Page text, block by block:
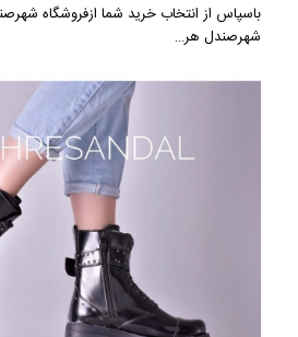
باسپاس از انتخاب خرید شما ازفروشگاه
شهرصندل هر…